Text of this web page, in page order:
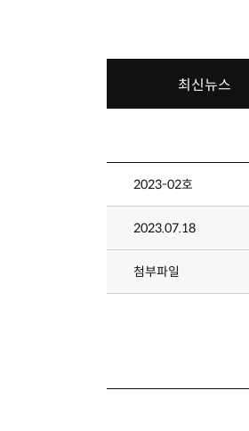
최신뉴스
2023-02호
2023.07.18
첨부파일